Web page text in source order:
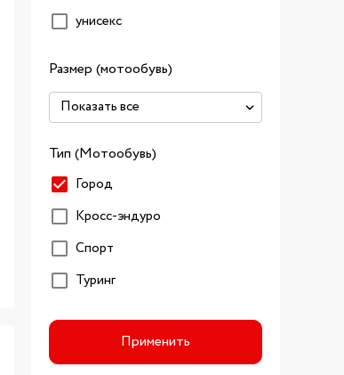
унисекс
Размер (мотообувь)
Тип (Мотообувь)
Город
Кросс-эндуро
Спорт
Туринг
Применить